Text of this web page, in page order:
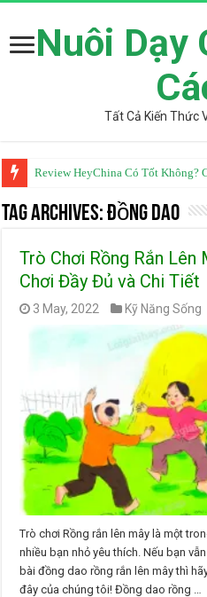
Nuôi Dạy
Tất Cả Kiến Thức
Review HeyChina Có Tốt Không?
Từ Điển Mazii Có Tốt Không?
Tag Archives:đồng dao
Trò Chơi Rồng Rắn Lên
Chơi Đầy Đủ và Chi Tiết
3 May, 2022 Kỹ Năng Sống
Trò chơi Rồng rắn lên mây là một
nhiều bạn nhỏ yêu thích. Nếu bạn
bài đồng dao rồng rắn lên mây thì
đây của chúng tôi! Đồng dao rồng …